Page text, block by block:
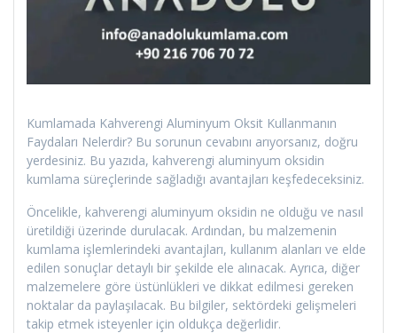
Kumlamada Kahverengi Aluminyum Oksit Kullanmanın
Faydaları Nelerdir? Bu sorunun cevabını arıyorsanız, doğru
yerdesiniz. Bu yazıda, kahverengi aluminyum oksidin
kumlama süreçlerinde sağladığı avantajları keşfedeceksiniz.
Öncelikle, kahverengi aluminyum oksidin ne olduğu ve nasıl
üretildiği üzerinde durulacak. Ardından, bu malzemenin
kumlama işlemlerindeki avantajları, kullanım alanları ve elde
edilen sonuçlar detaylı bir şekilde ele alınacak. Ayrıca, diğer
malzemelere göre üstünlükleri ve dikkat edilmesi gereken
noktalar da paylaşılacak. Bu bilgiler, sektördeki gelişmeleri
takip etmek isteyenler için oldukça değerlidir.